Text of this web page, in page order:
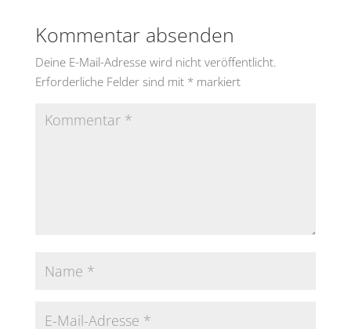
Kommentar absenden
Deine E-Mail-Adresse wird nicht veröffentlicht.
Erforderliche Felder sind mit *markiert